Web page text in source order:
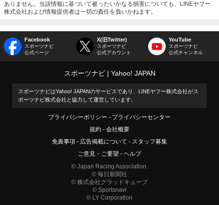
ありません。当該情報に基づいて被ったいかなる損害についても、LINEヤフー
株式会社および情報提供者は一切の責任を負いかねます。
Facebook
スポーツナビ
公式ページ
X(旧Twitter)
スポーツナビ
公式アカウント
YouTube
スポーツナビ
公式チャンネル
スポーツナビ Yahoo! JAPAN
スポーツナビはYahoo! JAPANのサービスであり、LINEヤフー株式会社がス
ポーツナビ株式会社と協力して運営しています。
プライバシーポリシー
プライバシーセンター
規約
会社概要
免責事項
広告掲載について
スタッフ募集
ご意見・ご要望
ヘルプ
© Japan Racing Association.
© 毎日新聞社
© 株式会社グラッドキューブ
© Sportsnavi
© LY Corporation